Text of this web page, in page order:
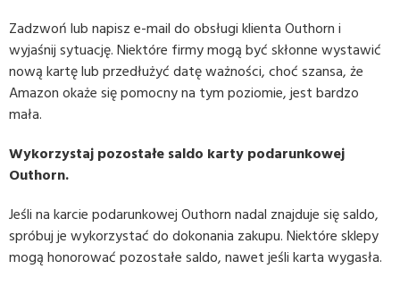
Zadzwoń lub napisz e-mail do obsługi klienta Outhorn i
wyjaśnij sytuację. Niektóre firmy mogą być skłonne wystawić
nową kartę lub przedłużyć datę ważności, choć szansa, że
Amazon okaże się pomocny na tym poziomie, jest bardzo
mała.
Wykorzystaj pozostałe saldo karty podarunkowej
Outhorn.
Jeśli na karcie podarunkowej Outhorn nadal znajduje się saldo,
spróbuj je wykorzystać do dokonania zakupu. Niektóre sklepy
mogą honorować pozostałe saldo, nawet jeśli karta wygasła.